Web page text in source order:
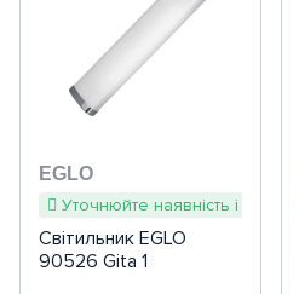
EGLO
Уточнюйте наявність і терміни
Світильник EGLO
90526 Gita 1